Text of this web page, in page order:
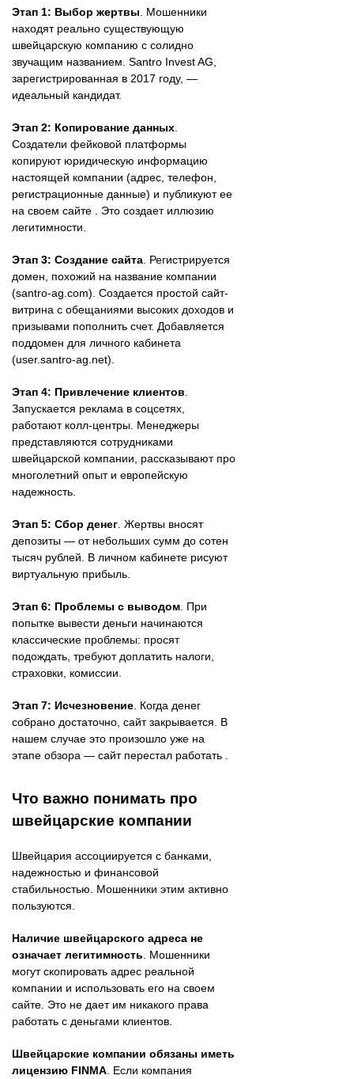
Этап 1: Выбор жертвы . Мошенники
находят реально существующую
швейцарскую компанию с солидно
звучащим названием. Santro Invest AG,
зарегистрированная в 2017 году, —
идеальный кандидат.
Этап 2: Копирование данных
Создатели фейковой платформы
копируют юридическую информацию
настоящей компании (адрес, телефон,
регистрационные данные) и публикуют ее
на своем сайте . Это создает иллюзию
легитимности.
Этап 3: Создание сайта . Регистрируется
домен, похожий на название компании
(santro-ag.com). Создается простой сайт-
витрина с обещаниями высоких доходов и
призывами пополнить счет. Добавляется
поддомен для личного кабинета
(user.santro-ag.net).
Этап 4: Привлечение клиентов
Запускается реклама в соцсетях,
работают колл-центры. Менеджеры
представляются сотрудниками
швейцарской компании, рассказывают про
многолетний опыт и европейскую
надежность.
Этап 5: Сбор денег . Жертвы вносят
депозиты — от небольших сумм до сотен
тысяч рублей. В личном кабинете рисуют
виртуальную прибыль.
Этап 6: Проблемы с выводом . При
попытке вывести деньги начинаются
классические проблемы: просят
подождать, требуют доплатить налоги,
страховки, комиссии.
Этап 7: Исчезновение . Когда денег
собрано достаточно, сайт закрывается. В
нашем случае это произошло уже на
этапе обзора — сайт перестал работать .
Что важно понимать про
швейцарские компании
Швейцария ассоциируется с банками,
надежностью и финансовой
стабильностью. Мошенники этим активно
пользуются.
Наличие швейцарского адреса не
означает легитимность . Мошенники
могут скопировать адрес реальной
компании и использовать его на своем
сайте. Это не дает им никакого права
работать с деньгами клиентов.
Швейцарские компании обязаны иметь
лицензию FINMA . Если компания